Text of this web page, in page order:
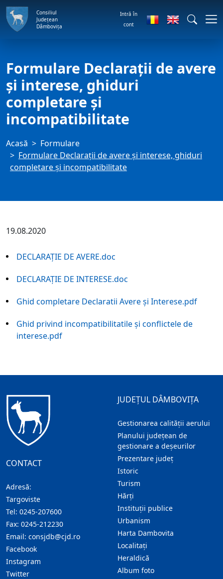
Consiliul
Județean
Dâmbovița
Intră în
cont
Formulare Declarații de avere
și interese, ghiduri
completare și
incompatibilitate
Acasă
Formulare
Formulare Declarații de avere și interese, ghiduri
completare și incompatibilitate
19.08.2020
DECLARAŢIE DE AVERE.doc
DECLARAŢIE DE INTERESE.doc
Ghid completare Declaratii Avere și Interese.pdf
Ghid privind incompatibilitatile și conflictele de
interese.pdf
CONTACT
Adresă:
Targoviste
Tel: 0245-207600
Fax: 0245-212230
Email: consjdb@cjd.ro
Facebook
Instagram
Twitter
JUDEȚUL DÂMBOVIȚA
Gestionarea calității aerului
Planului județean de
gestionare a deșeurilor
Prezentare judeţ
Istoric
Turism
Hărţi
Instituţii publice
Urbanism
Harta Dambovita
Localitaţi
Heraldică
Album foto